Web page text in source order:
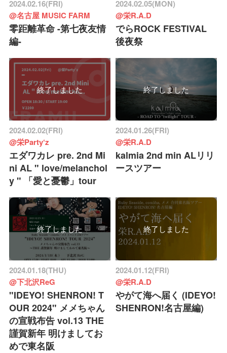
2024.02.16(FRI)
@名古屋 MUSIC FARM
零距離革命 -第七夜友情
編-
2024.02.05(MON)
@栄R.A.D
でらROCK FESTIVAL
後夜祭
終了しました
2024.02.02(FRI)
@栄Party‘z
エダワカレ pre. 2nd Mi
ni AL " love/melanchol
y " 「愛と憂鬱」tour
終了しました
2024.01.26(FRI)
@栄R.A.D
kalmia 2nd min ALリリ
ースツアー
終了しました
2024.01.18(THU)
@下北沢ReG
"IDEYO! SHENRON! T
OUR 2024" メメちゃん
の宣戦布告 vol.13 THE
謹賀新年 明けましてお
めで東名阪
終了しました
2024.01.12(FRI)
@栄R.A.D
やがて海へ届く (IDEYO!
SHENRON!名古屋編)